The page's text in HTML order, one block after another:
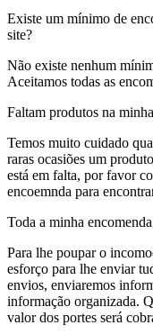
Existe um mínimo de
site?
Não existe nenhum
Aceitamos todas as
Faltam produtos na
Temos muito cuidado
raras ocasiões um
está em falta, por favor
encoemnda para
Toda a minha
Para lhe poupar o
esforço para lhe enviar
envios, enviaremos
informação organizada.
valor dos portes será